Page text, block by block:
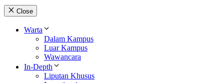
Close
Warta
Dalam Kampus
Luar Kampus
Wawancara
In-Depth
Liputan Khusus